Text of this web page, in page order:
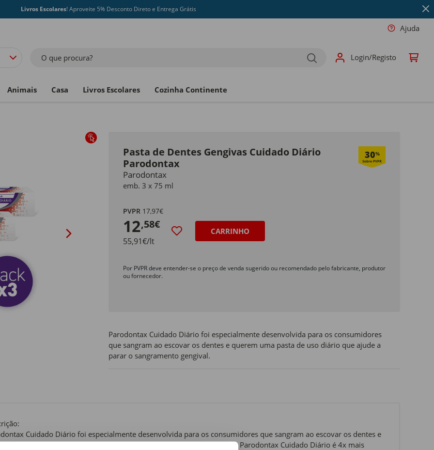
Livros Escolares! Aproveite 5% Desconto Direto e Entrega Grátis
Ajuda
O que procura? Login/Registo
Animais Casa Livros Escolares Cozinha Continente
Pasta de Dentes Gengivas Cuidado Diário
Parodontax
30%
Parodontax
emb. 3 x 75 ml
PVPR 17,97€
12,58€
55,91€/lt
CARRINHO
Por PVPR deve entender-se o preço de venda sugerido ou recomendado pelo fabricante, produtor
ou fornecedor.
Parodontax Cuidado Diário foi especialmente desenvolvida para os consumidores
que sangram ao escovar os dentes e querem uma pasta de uso diário que ajude a
parar o sangramento gengival.
Cuidado Diário foi especialmente desenvolvida para os consumidores que sangram ao escovar os dentes e
uma pasta de uso diário que ajude a parar o sangramento gengival. Parodontax Cuidado Diário é 4x mais